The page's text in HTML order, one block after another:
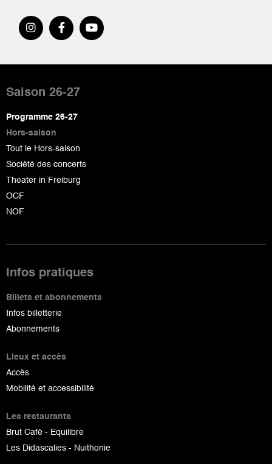
de
page
Saison 26-27
Programme 26-27
Hors-saison
Tout le Hors-saison
Société des concerts
Theater in Freiburg
OCF
NOF
Infos pratiques
Billets et abonnements
Infos billetterie
Abonnements
Lieux et accès
Accès
Mobilité et accessibilité
Les restaurants
Brut Café - Equilibre
Les Didascalies - Nuithonie